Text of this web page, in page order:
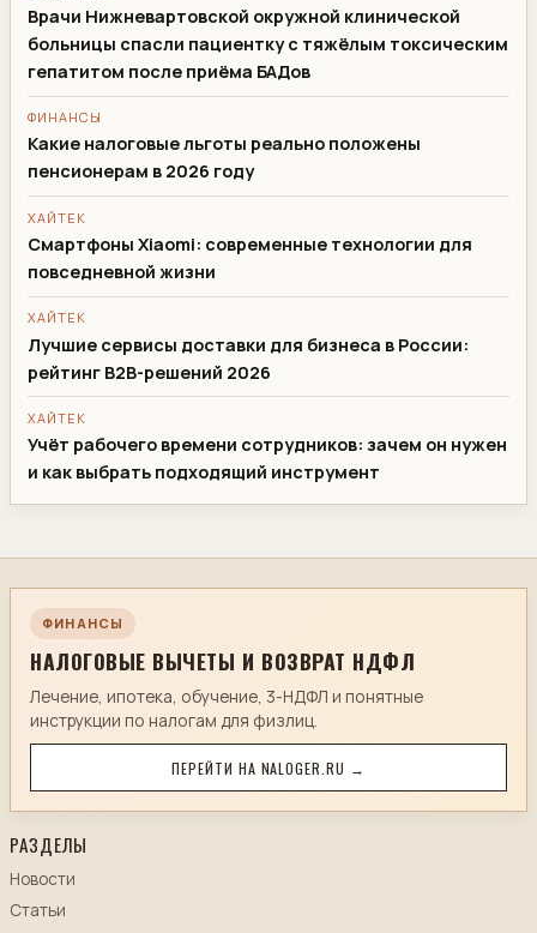
Врачи Нижневартовской окружной клинической
больницы спасли пациентку с тяжёлым токсическим
гепатитом после приёма БАДов
ФИНАНСЫ
Какие налоговые льготы реально положены
пенсионерам в 2026 году
ХАЙТЕК
Смартфоны Xiaomi: современные технологии для
повседневной жизни
ХАЙТЕК
Лучшие сервисы доставки для бизнеса в России:
рейтинг B2B-решений 2026
ХАЙТЕК
Учёт рабочего времени сотрудников: зачем он нужен
и как выбрать подходящий инструмент
ФИНАНСЫ
НАЛОГОВЫЕ ВЫЧЕТЫ И ВОЗВРАТ НДФЛ
Лечение, ипотека, обучение, 3-НДФЛ и понятные
инструкции по налогам для физлиц.
ПЕРЕЙТИ НА NALOGER.RU →
РАЗДЕЛЫ
Новости
Статьи